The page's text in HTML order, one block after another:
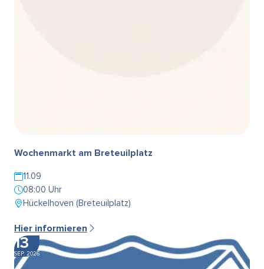
Wochenmarkt am Breteuilplatz
11.09
08:00 Uhr
Hückelhoven (Breteuilplatz)
Hier informieren
13
SEP. 2026